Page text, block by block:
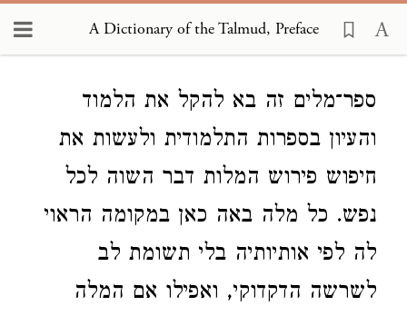
A Dictionary of the Talmud, Preface
ספר־מלים זה בא להקל את הלמוד
והעיון בספרות התלמודית ולעשות את
חיפוש פירוש המלות דבר השוה לכל
נפש. כל מלה באה כאן במקומה הראוי
לה לפי אותיותיה בלי תשומת לב
לשרשה הדקדוקי, ואפילו אם המלה